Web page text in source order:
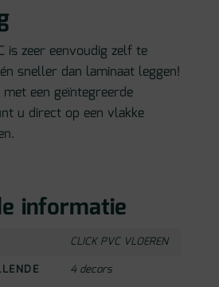
is zeer eenvoudig zelf te
sneller dan laminaat leggen!
een geïntegreerde
u direct op een vlakke
informatie
CLICK PVC VLOEREN
4 decors